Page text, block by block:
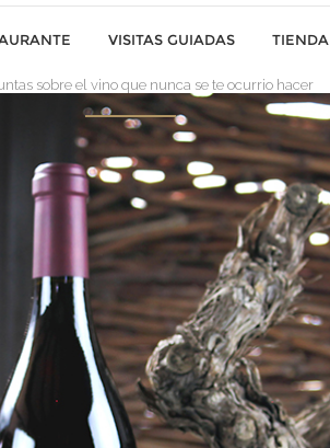
VISITAS GUIADAS TIENDA
sobre el vino que nunca se te ocurrio hacer